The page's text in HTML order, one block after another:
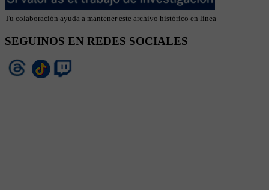
Tu colaboración ayuda a mantener este archivo histórico en línea
SEGUINOS EN REDES SOCIALES